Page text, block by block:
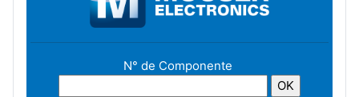
N° de Componente